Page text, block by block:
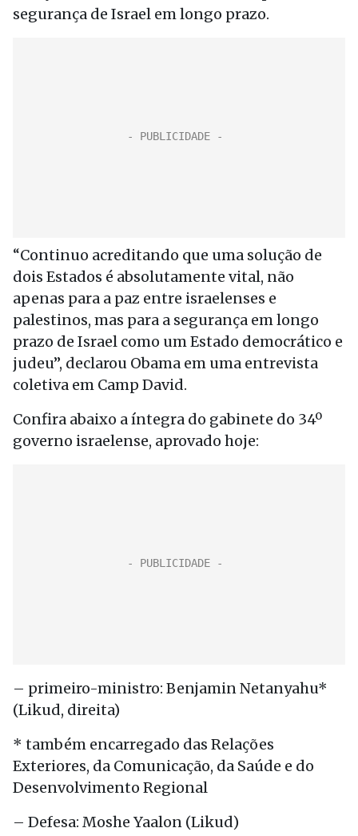
segurança de Israel em longo prazo.
“Continuo acreditando que uma solução de
dois Estados é absolutamente vital, não
apenas para a paz entre israelenses e
palestinos, mas para a segurança em longo
prazo de Israel como um Estado democrático e
judeu”, declarou Obama em uma entrevista
coletiva em Camp David.
Confira abaixo a íntegra do gabinete do 34º
governo israelense, aprovado hoje:
– primeiro-ministro: Benjamin Netanyahu*
(Likud, direita)
* também encarregado das Relações
Exteriores, da Comunicação, da Saúde e do
Desenvolvimento Regional
– Defesa: Moshe Yaalon (Likud)